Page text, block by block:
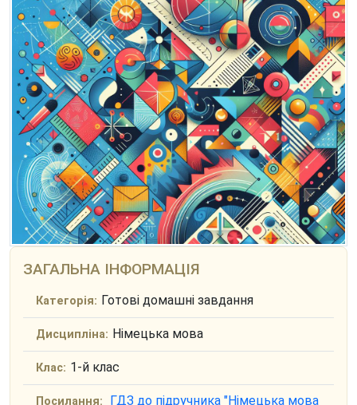
ЗАГАЛЬНА ІНФОРМАЦІЯ
Категорія: Готові домашні завдання
Дисципліна: Німецька мова
Клас: 1-й клас
Посилання:
ГДЗ до підручника "Німецька мова